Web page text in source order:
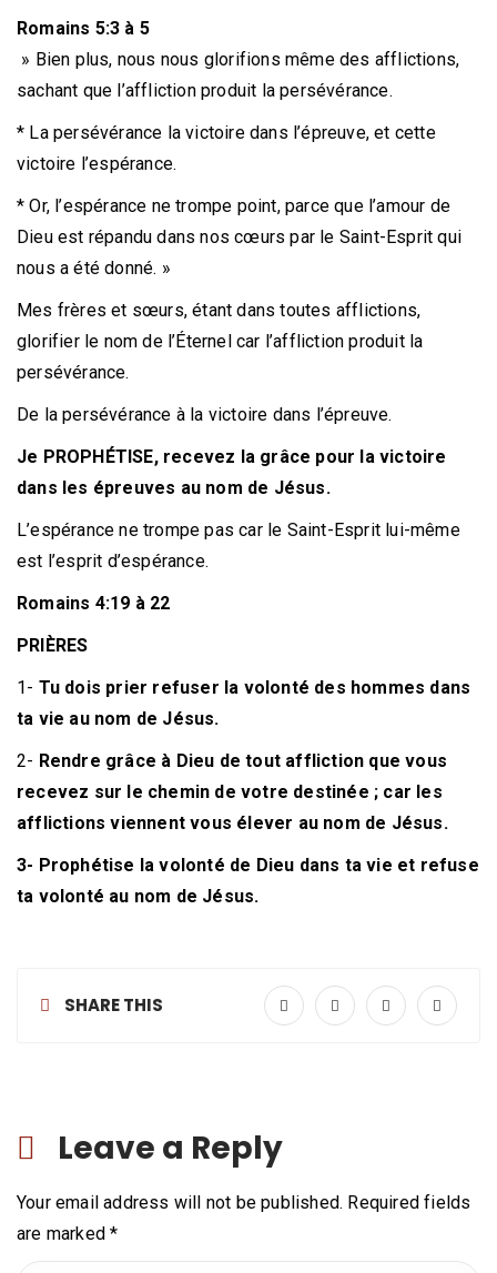
Romains 5:3 à 5
» Bien plus, nous nous glorifions même des afflictions,
sachant que l’affliction produit la persévérance.
* La persévérance la victoire dans l’épreuve, et cette
victoire l’espérance.
* Or, l’espérance ne trompe point, parce que l’amour de
Dieu est répandu dans nos cœurs par le Saint-Esprit qui
nous a été donné. »
Mes frères et sœurs, étant dans toutes afflictions,
glorifier le nom de l’Éternel car l’affliction produit la
persévérance.
De la persévérance à la victoire dans l’épreuve.
Je PROPHÉTISE, recevez la grâce pour la victoire
dans les épreuves au nom de Jésus.
L’espérance ne trompe pas car le Saint-Esprit lui-même
est l’esprit d’espérance.
Romains 4:19 à 22
PRIÈRES
1- Tu dois prier refuser la volonté des hommes dans
ta vie au nom de Jésus.
2- Rendre grâce à Dieu de tout affliction que vous
recevez sur le chemin de votre destinée ; car les
afflictions viennent vous élever au nom de Jésus.
3- Prophétise la volonté de Dieu dans ta vie et refuse
ta volonté au nom de Jésus.
SHARE THIS
Leave a Reply
Your email address will not be published. Required fields
are marked*